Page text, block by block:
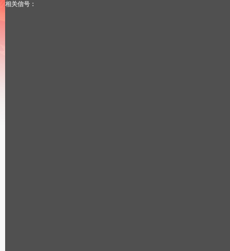
相关信号：